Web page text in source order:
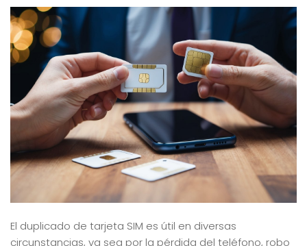
El duplicado de tarjeta SIM es útil en diversas
circunstancias, ya sea por la pérdida del teléfono, robo